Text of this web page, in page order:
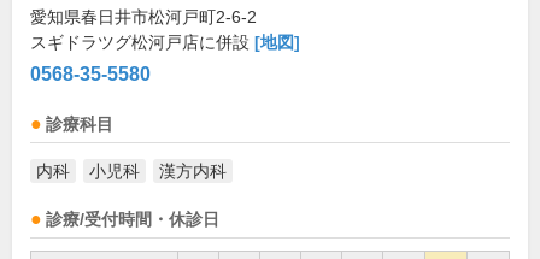
愛知県春日井市松河戸町2-6-2
スギドラツグ松河戸店に併設 [地図]
0568-35-5580
診療科目
内科 小児科 漢方内科
診療/受付時間・休診日